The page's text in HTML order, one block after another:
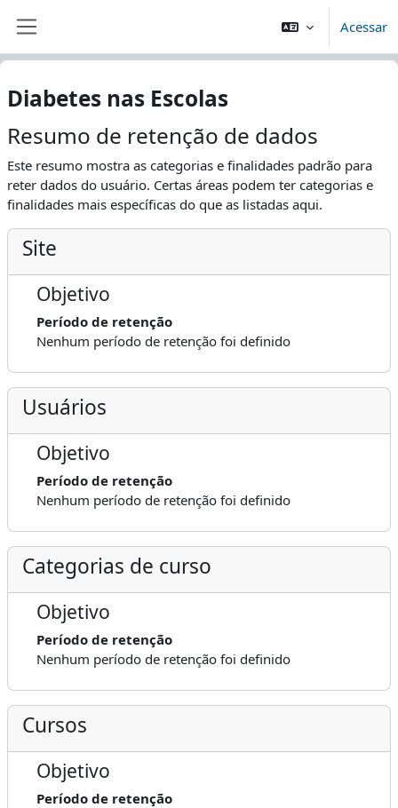
Acessar
Diabetes nas Escolas
Resumo de retenção de dados
Este resumo mostra as categorias e finalidades padrão para
reter dados do usuário. Certas áreas podem ter categorias e
finalidades mais específicas do que as listadas aqui.
Site
Objetivo
Período de retenção
Nenhum período de retenção foi definido
Usuários
Objetivo
Período de retenção
Nenhum período de retenção foi definido
Categorias de curso
Objetivo
Período de retenção
Nenhum período de retenção foi definido
Cursos
Objetivo
Período de retenção